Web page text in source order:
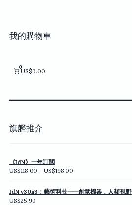
我的購物車
0
US$0.00
旗艦推介
《IdN》一年訂閱
US$118.00 – US$198.00價
圍：
IdN v30n3：藝術科技⸺創意機器，人類視野
US$25.90